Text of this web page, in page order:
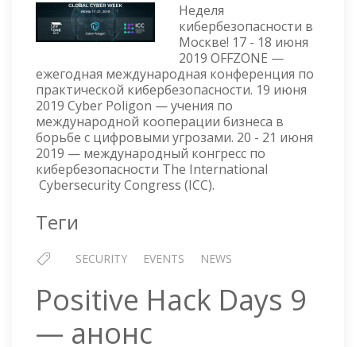
Неделя
кибербезопасности в
Москве! 17 - 18 июня
2019 OFFZONE —
ежегодная международная конференция по
практической кибербезопасности. 19 июня
2019 Cyber Poligon — учения по
международной кооперации бизнеса в
борьбе с цифровыми угрозами. 20 - 21 июня
2019 — международный конгресс по
кибербезопасности The International
Cybersecurity Congress (ICC).
Теги
SECURITY EVENTS NEWS
Positive Hack Days 9
— анонс